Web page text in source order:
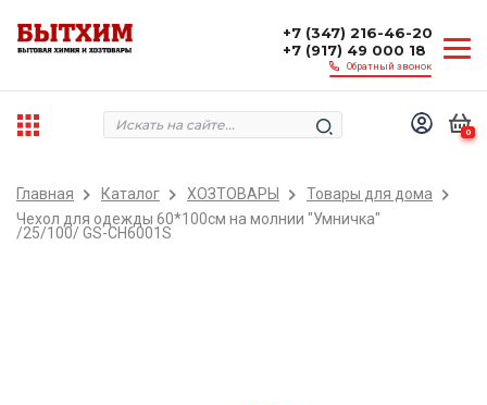
+7 (347) 216-46-20
+7 (917) 49 000 18
Обратный звонок
0
Главная Каталог ХОЗТОВАРЫ
Товары для дома
Чехол для одежды 60*100см на молнии "Умничка"
/25/100/ GS-CH6001S